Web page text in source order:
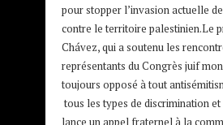
pour stopper l’invasion actuelle
contre le territoire palestinien.Le
Chávez, qui a soutenu les
représentants du Congrès juif
toujours opposé à tout
tous les types de discrimination et